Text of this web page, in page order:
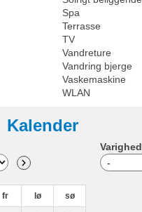
Spa
Terrasse
TV
Vandreture
Vandring bjerge
Vaskemaskine
WLAN
Kalender
fr lø sø
Varighed